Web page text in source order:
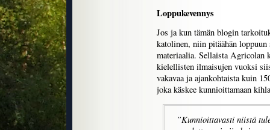
Loppukevennys
Jos ja kun tämän blogin
katolinen, niin pitäähän loppuun
materiaalia. Sellaista Agricolan
kielellisten ilmaisujen vuoksi
vakavaa ja ajankohtaista kuin
joka käskee kunnioittamaan
”Kunnioittavasti niistä